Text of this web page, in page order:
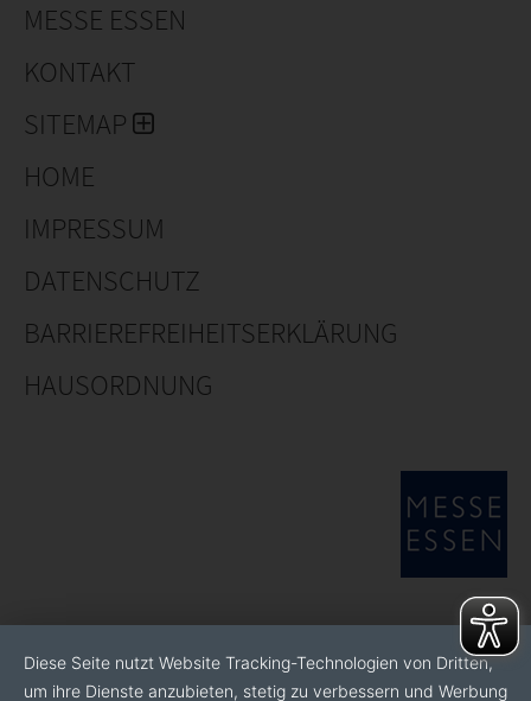
MESSE ESSEN
KONTAKT
SITEMAP
HOME
IMPRESSUM
DATENSCHUTZ
BARRIEREFREIHEITSERKLÄRUNG
HAUSORDNUNG
Diese Seite nutzt Website Tracking-Technologien von Dritten,
um ihre Dienste anzubieten, stetig zu verbessern und Werbung